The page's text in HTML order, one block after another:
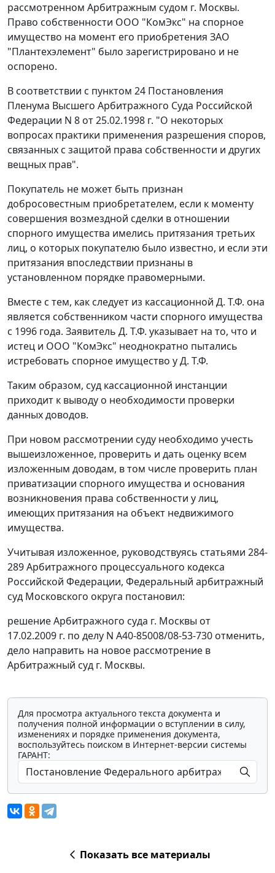
рассмотренном Арбитражным судом г. Москвы.
Право собственности ООО "КомЭкс" на спорное
имущество на момент его приобретения ЗАО
"Плантехэлемент" было зарегистрировано и не
оспорено.
В соответствии с пунктом 24 Постановления
Пленума Высшего Арбитражного Суда Российской
Федерации N 8 от 25.02.1998 г. "О некоторых
вопросах практики применения разрешения споров,
связанных с защитой права собственности и других
вещных прав".
Покупатель не может быть признан
добросовестным приобретателем, если к моменту
совершения возмездной сделки в отношении
спорного имущества имелись притязания третьих
лиц, о которых покупателю было известно, и если эти
притязания впоследствии признаны в
установленном порядке правомерными.
Вместе с тем, как следует из кассационной Д. Т.Ф. она
является собственником части спорного имущества
с 1996 года. Заявитель Д. Т.Ф. указывает на то, что и
истец и ООО "КомЭкс" неоднократно пытались
истребовать спорное имущество у Д. Т.Ф.
Таким образом, суд кассационной инстанции
приходит к выводу о необходимости проверки
данных доводов.
При новом рассмотрении суду необходимо учесть
вышеизложенное, проверить и дать оценку всем
изложенным доводам, в том числе проверить план
приватизации спорного имущества и основания
возникновения права собственности у лиц,
имеющих притязания на объект недвижимого
имущества.
Учитывая изложенное, руководствуясь статьями 284-
289Арбитражного процессуального кодекса
Российской Федерации, Федеральный арбитражный
суд Московского округа постановил:
решение Арбитражного суда г. Москвы от
17.02.2009 г. по делу N А40-85008/08-53-730 отменить,
дело направить на новое рассмотрение в
Арбитражный суд г. Москвы.
Для просмотра актуального текста документа и
получения полной информации о вступлении в силу,
изменениях и порядке применения документа,
воспользуйтесь поиском в Интернет-версии системы
ГАРАНТ:
Показать все материалы